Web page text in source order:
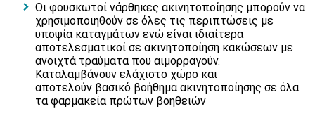
Οι φουσκωτοί νάρθηκες ακινητοποίησης μπορούν να
χρησιμοποιηθούν σε όλες τις περιπτώσεις με
υποψία καταγμάτων ενώ είναι ιδιαίτερα
αποτελεσματικοί σε ακινητοποίηση κακώσεων με
ανοιχτά τραύματα που αιμορραγούν.
Καταλαμβάνουν ελάχιστο χώρο και
αποτελούν βασικό βοήθημα ακινητοποίησης σε όλα
τα φαρμακεία πρώτων βοηθειών